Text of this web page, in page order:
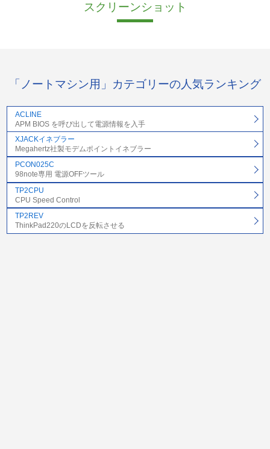
スクリーンショット
「ノートマシン用」カテゴリーの人気ランキング
ACLINE
APM BIOS を呼び出して電源情報を入手
XJACKイネブラー
Megahertz社製モデムポイントイネブラー
PCON025C
98note専用 電源OFFツール
TP2CPU
CPU Speed Control
TP2REV
ThinkPad220のLCDを反転させる